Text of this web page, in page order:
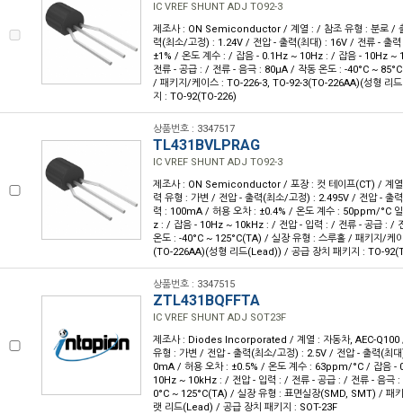
IC VREF SHUNT ADJ TO92-3
제조사 : ON Semiconductor / 계열 : / 참조 유형 : 분로 /
력(최소/고정) : 1.24V / 전압 - 출력(최대) : 16V / 전류 - 출
±1% / 온도 계수 : / 잡음 - 0.1Hz ~ 10Hz : / 잡음 - 10Hz ~
전류 - 공급 : / 전류 - 음극 : 80µA / 작동 온도 : -40°C ~
/ 패키지/케이스 : TO-226-3, TO-92-3(TO-226AA)(성형 리
지 : TO-92(TO-226)
상품번호 : 3347517
TL431BVLPRAG
IC VREF SHUNT ADJ TO92-3
제조사 : ON Semiconductor / 포장 : 컷 테이프(CT) / 계
력 유형 : 가변 / 전압 - 출력(최소/고정) : 2.495V / 전압 - 출
력 : 100mA / 허용 오차 : ±0.4% / 온도 계수 : 50ppm/°C
z : / 잡음 - 10Hz ~ 10kHz : / 전압 - 입력 : / 전류 - 공급 : /
온도 : -40°C ~ 125°C(TA) / 실장 유형 : 스루홀 / 패키지/케
(TO-226AA)(성형 리드(Lead)) / 공급 장치 패키지 : TO-
상품번호 : 3347515
ZTL431BQFFTA
IC VREF SHUNT ADJ SOT23F
제조사 : Diodes Incorporated / 계열 : 자동차, AEC-Q100
유형 : 가변 / 전압 - 출력(최소/고정) : 2.5V / 전압 - 출력(최
0mA / 허용 오차 : ±0.5% / 온도 계수 : 63ppm/°C / 잡음 -
10Hz ~ 10kHz : / 전압 - 입력 : / 전류 - 공급 : / 전류 - 음극
0°C ~ 125°C(TA) / 실장 유형 : 표면실장(SMD, SMT) / 패
랫 리드(Lead) / 공급 장치 패키지 : SOT-23F